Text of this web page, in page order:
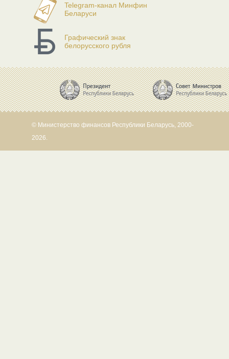
Telegram-канал Минфин
Беларуси
Графический знак
белорусского рубля
© Министерство финансов Республики Беларусь, 2000-
2026.